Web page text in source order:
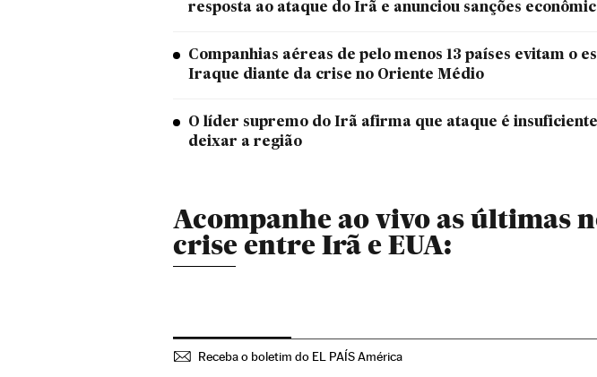
resposta ao ataque do Irã e anunciou sanções
Companhias aéreas de pelo menos 13 países evitam o
Iraque diante da crise no Oriente Médio
O líder supremo do Irã afirma que ataque é
deixar a região
Acompanhe ao vivo as últimas
crise entre Irã e EUA:
Receba o boletim do EL PAÍS América